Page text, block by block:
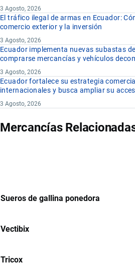
3 Agosto, 2026
El tráfico ilegal de armas en Ecuador:
comercio exterior y la inversión
3 Agosto, 2026
Ecuador implementa nuevas subastas
comprarse mercancías y vehículos
3 Agosto, 2026
Ecuador fortalece su estrategia
internacionales y busca ampliar su
3 Agosto, 2026
Mercancías
Sueros de gallina ponedora
Vectibix
Tricox